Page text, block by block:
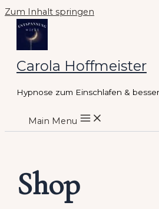
Zum Inhalt springen
Carola Hoffmeister
Hypnose zum Einschlafen &
Main Menu
Shop